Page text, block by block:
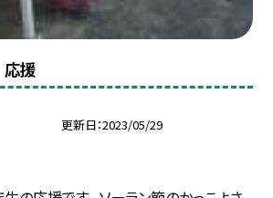
援
更新日 2023/05/29